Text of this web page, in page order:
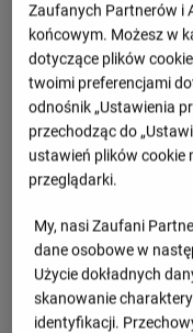
Zaufanych Partnerów i
końcowym. Możesz w
dotyczące plików
twoimi preferencjami
odnośnik „Ustawienia
przechodząc do
ustawień plików cookie
przeglądarki.
My, nasi Zaufani
dane osobowe w
Użycie dokładnych
skanowanie
identyfikacji.